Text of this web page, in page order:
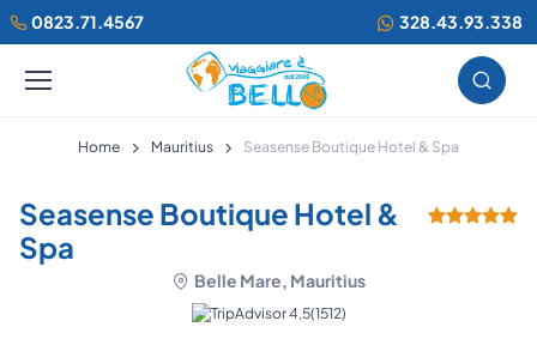
0823.71.4567 328.43.93.338
Home Mauritius Seasense Boutique Hotel & Spa
Seasense Boutique Hotel &
Spa
Belle Mare, Mauritius
(1512)